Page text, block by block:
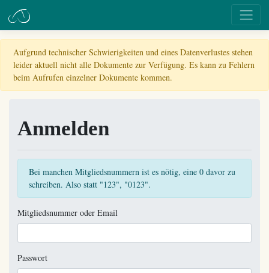
Aufgrund technischer Schwierigkeiten und eines Datenverlustes stehen
leider aktuell nicht alle Dokumente zur Verfügung. Es kann zu Fehlern
beim Aufrufen einzelner Dokumente kommen.
Anmelden
Bei manchen Mitgliedsnummern ist es nötig, eine 0 davor zu
schreiben. Also statt "123", "0123".
Mitgliedsnummer oder Email
Passwort